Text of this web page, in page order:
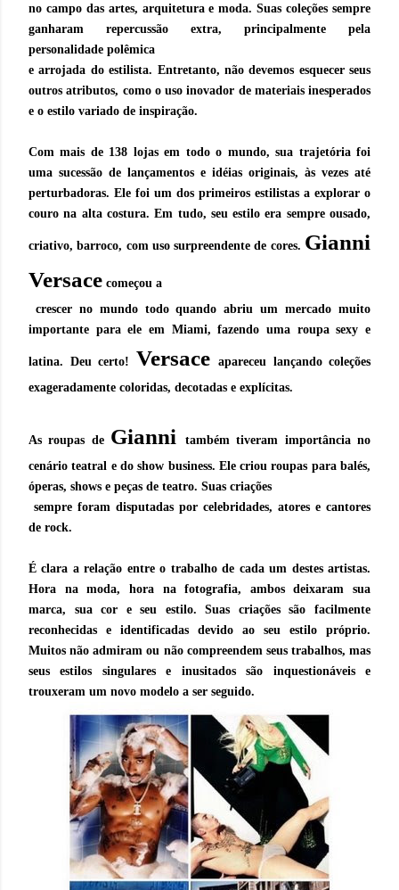
no campo das artes, arquitetura e moda. Suas coleções sempre
ganharam repercussão extra, principalmente pela
personalidade polêmica
e arrojada do estilista. Entretanto, não devemos esquecer seus
outros atributos, como o uso inovador de materiais inesperados
e o estilo variado de inspiração.
Com mais de 138 lojas em todo o mundo, sua trajetória foi
uma sucessão de lançamentos e idéias originais, às vezes até
perturbadoras. Ele foi um dos primeiros estilistas a explorar o
couro na alta costura. Em tudo, seu estilo era sempre ousado,
criativo, barroco, com uso surpreendente de cores. Gianni
Versace começou a
crescer no mundo todo quando abriu um mercado muito
importante para ele em Miami, fazendo uma roupa sexy e
latina. Deu certo! Versace apareceu lançando coleções
exageradamente coloridas, decotadas e explícitas.
As roupas de Gianni
também tiveram importância no
cenário teatral e do show business. Ele criou roupas para balés,
óperas, shows e peças de teatro. Suas criações
sempre foram disputadas por celebridades, atores e cantores
de rock.
É clara a relação entre o trabalho de cada um destes artistas.
Hora na moda, hora na fotografia, ambos deixaram sua
marca, sua cor e seu estilo. Suas criações são facilmente
reconhecidas e identificadas devido ao seu estilo próprio.
Muitos não admiram ou não compreendem seus trabalhos, mas
seus estilos singulares e inusitados são inquestionáveis e
trouxeram um novo modelo a ser seguido.